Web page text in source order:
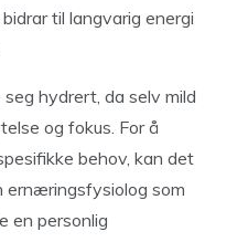
til langvarig energi
hydrert, da selv mild
og fokus. For å
behov, kan det
som
en personlig